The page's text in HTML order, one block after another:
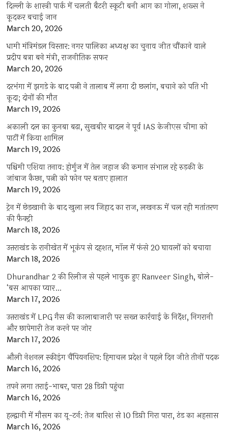
दिल्ली के शास्त्री पार्क में चलती बैटरी स्कूटी बनी आग का गोला, शख्स ने
कूदकर बचाई जान
March 20, 2026
धामी मंत्रिमंडल विस्तार: नगर पालिका अध्यक्ष का चुनाव जीत चौंकाने वाले
प्रदीप बत्रा बने मंत्री, राजनीतिक सफर
March 20, 2026
दरभंगा में झगड़े के बाद पत्नी ने तालाब में लगा दी छलांग, बचाने को पति भी
कूदा; दोनों की मौत
March 19, 2026
अकाली दल का कुनबा बढ़ा, सुखबीर बादल ने पूर्व IAS केजीएस चीमा को
पार्टी में किया शामिल
March 19, 2026
पश्चिमी एशिया तनाव: होर्मुज में तेल जहाज की कमान संभाल रहे रुड़की के
जांबाज कैप्टन, पत्नी को फोन पर बताए हालात
March 19, 2026
ट्रेन में छेड़खानी के बाद खुला लव जिहाद का राज, लखनऊ में चल रही मतांतरण
की फैक्ट्री
March 18, 2026
उत्तराखंड के रानीखेत में भूकंप से दहशत, मॉल में फंसे 20 घायलों को बचाया
March 18, 2026
Dhurandhar 2 की रिलीज से पहले भावुक हुए Ranveer Singh, बोले-
‘बस आपका प्यार…
March 17, 2026
उत्तराखंड में LPG गैस की कालाबाजारी पर सख्त कार्रवाई के निर्देश, निगरानी
और छापेमारी तेज करने पर जोर
March 17, 2026
औली नेशनल स्कीइंग चैंपियनशिप: हिमाचल प्रदेश ने पहले दिन जीते तीनों पदक
March 16, 2026
तपने लगा तराई-भाबर, पारा 28 डिग्री पहुंचा
March 16, 2026
हल्द्वानी में मौसम का यू-टर्न: तेज बारिश से 10 डिग्री गिरा पारा, ठंड का अहसास
March 16, 2026